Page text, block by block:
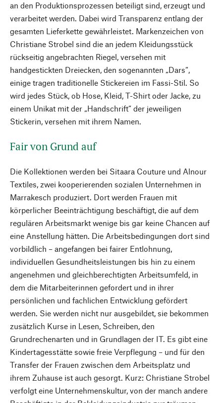
an den Produktionsprozessen beteiligt sind, erzeugt und
verarbeitet werden. Dabei wird Transparenz entlang der
gesamten Lieferkette gewährleistet. Markenzeichen von
Christiane Strobel sind die an jedem Kleidungsstück
rückseitig angebrachten Riegel, versehen mit
handgestickten Dreiecken, den sogenannten „Dars“,
einige tragen traditionelle Stickereien im Fassi-Stil. So
wird jedes Stück, ob Hose, Kleid, T-Shirt oder Jacke, zu
einem Unikat mit der „Handschrift“ der jeweiligen
Stickerin, versehen mit ihrem Namen.
Fair von Grund auf
Die Kollektionen werden bei Sitaara Couture und Alnour
Textiles, zwei kooperierenden sozialen Unternehmen in
Marrakesch produziert. Dort werden Frauen mit
körperlicher Beeinträchtigung beschäftigt, die auf dem
regulären Arbeitsmarkt wenige bis gar keine Chancen auf
eine Anstellung hätten. Die Arbeitsbedingungen dort sind
vorbildlich – angefangen bei ­fairer Entlohnung,
individuellen Gesundheitsleistungen bis hin zu einem
angenehmen und gleichberechtigten Arbeitsumfeld, in
dem die Mitarbeiterinnen gefordert und in ihrer
persönlichen und fachlichen Entwicklung gefördert
werden. Sie werden nicht nur ausgebildet, sie bekommen
zusätzlich Kurse in Lesen, Schreiben, den
Grundrechenarten und in Grundlagen der IT. Es gibt eine
Kindertagesstätte sowie freie Verpflegung – und für den
Transfer der Frauen zwischen dem Arbeitsplatz und
ihrem Zuhause ist auch gesorgt. Kurz: Christiane Strobel
verfolgt eine Unternehmenskultur, von der manch andere